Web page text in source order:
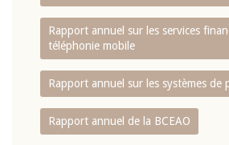
Rapport annuel sur les services
téléphonie mobile
Rapport annuel sur les systèmes de
Rapport annuel de la BCEAO